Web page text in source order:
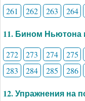
261 262 263 264
11. Бином Ньютона
272 273 274 275
283
284 285 286
12. Упражнения на